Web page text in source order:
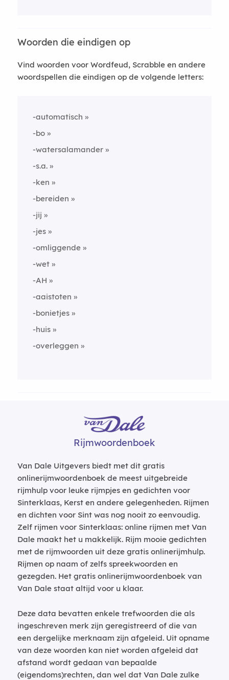
Woorden die eindigen op
Vind woorden voor Wordfeud, Scrabble en andere
woordspellen die eindigen op de volgende letters:
-automatisch
-bo
-watersalamander
-s.a.
-ken
-bereiden
-jij
-jes
-omliggende
-wet
-AH
-aaistoten
-bonietjes
-huis
-overleggen
Rijmwoordenboek
Van Dale Uitgevers biedt met dit gratis
onlinerijmwoordenboek de meest uitgebreide
rijmhulp voor leuke rijmpjes en gedichten voor
Sinterklaas, Kerst en andere gelegenheden. Rijmen
en dichten voor Sint was nog nooit zo eenvoudig.
Zelf rijmen voor Sinterklaas: online rijmen met Van
Dale maakt het u makkelijk. Rijm mooie gedichten
met de rijmwoorden uit deze gratis onlinerijmhulp.
Rijmen op naam of zelfs spreekwoorden en
gezegden. Het gratis onlinerijmwoordenboek van
Van Dale staat altijd voor u klaar.
Deze data bevatten enkele trefwoorden die als
ingeschreven merk zijn geregistreerd of die van
een dergelijke merknaam zijn afgeleid. Uit opname
van deze woorden kan niet worden afgeleid dat
afstand wordt gedaan van bepaalde
(eigendoms)rechten, dan wel dat Van Dale zulke